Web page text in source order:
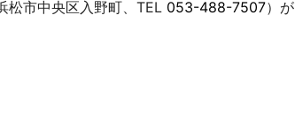
松市中央区入野町、TEL 053-488-7507）が